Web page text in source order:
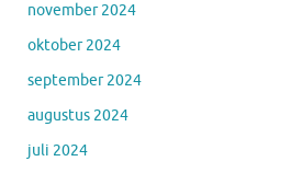
november 2024
oktober 2024
september 2024
augustus 2024
juli 2024